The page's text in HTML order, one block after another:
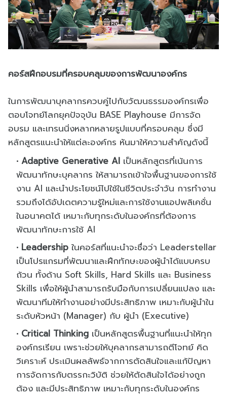
คอร์สฝึกอบรมที่ครอบคลุมของการพัฒนาองค์กร
ในการพัฒนาบุคลากรควบคู่ไปกับวัฒนธรรมองค์กรเพื่อ
ตอบโจทย์โลกยุคปัจจุบัน BASE Playhouse มีการจัด
อบรม และเทรนนิ่งหลากหลายรูปแบบที่ครอบคลุม ซึ่งมี
หลักสูตรแนะนำให้แต่ละองค์กร หันมาให้ความสำคัญดังนี้
Adaptive Generative AI เป็นหลักสูตรที่เน้นการ
พัฒนาทักษะบุคลากร ให้สามารถเข้าใจพื้นฐานของการใช้
งาน AI และนำประโยชน์ไปใช้ในชีวิตประจำวัน การทำงาน
รวมถึงได้อัปเดตความรู้ใหม่และการใช้งานแอปพลิเคชั่น
ในอนาคตได้ เหมาะกับทุกระดับในองค์กรที่ต้องการ
พัฒนาทักษะการใช้ AI
Leadershipในคอร์สที่แนะนำจะชื่อว่า Leaderstellar
เป็นโปรแกรมที่พัฒนาและฝึกทักษะของผู้นำได้แบบครบ
ถ้วน ทั้งด้าน Soft Skills, Hard Skills และ Business
Skills เพื่อให้ผู้นำสามารถรับมือกับการเปลี่ยนแปลง และ
พัฒนาทีมให้ทำงานอย่างมีประสิทธิภาพ เหมาะกับผู้นำใน
ระดับหัวหน้า (Manager) กับ ผู้นำ (Executive)
Critical Thinking เป็นหลักสูตรพื้นฐานที่แนะนำให้ทุก
องค์กรเรียน เพราะช่วยให้บุคลากรสามารถตีโจทย์ คิด
วิเคราะห์ ประเมินผลลัพธ์จากการตัดสินใจและแก้ปัญหา
การจัดการกับตรรกะวิบัติ ช่วยให้ตัดสินใจได้อย่างถูก
ต้อง และมีประสิทธิภาพ เหมาะกับทุกระดับในองค์กร